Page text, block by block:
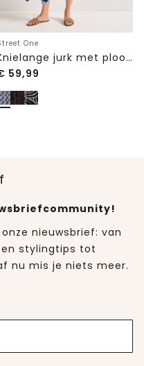
One
Knielange jurk met plooien
59,99
nieuwsbrief: van
stylingtips tot
nu mis je niets meer.